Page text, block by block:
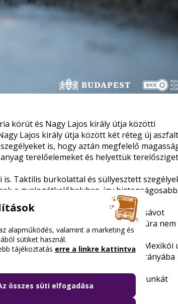
körút és Nagy Lajos király útja közötti
Lajos király útja között két réteg új aszfalt
is, hogy aztán megfelelő
terelőelemeket és helyettük
Taktilis burkolattal és süllyesztett
a gyalogátkelőhelyhez, így
a kifelé vezető oldalon kerékpársávot
semmilyen kerékpáros infrastruktúra
úton, a Hungária körút és a Mexikói
a forgalmi sávok: a városhatár irányába
ig.
meg, mintegy 860 millió Ft-ból. A munkát
alapműködés, valamint a marketing és
sütiket használ.
tájékoztatás erre a linkre kattintva
összes süti elfogadása